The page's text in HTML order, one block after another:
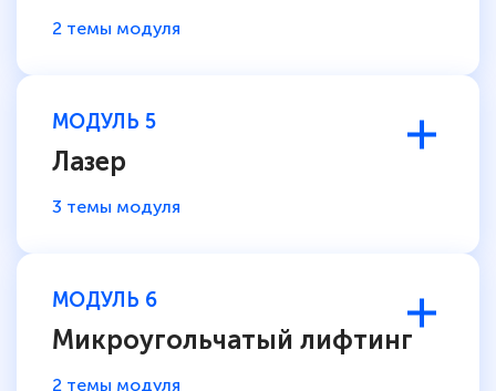
2 темы модуля
МОДУЛЬ 5
Лазер
3 темы модуля
МОДУЛЬ 6
Микроугольчатый лифтинг
2 темы модуля